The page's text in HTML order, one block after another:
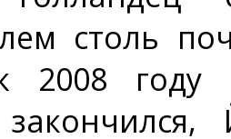
столь
2008 году